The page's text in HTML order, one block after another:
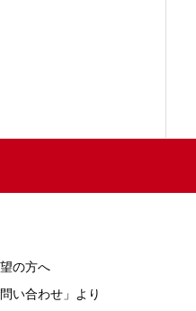
の方へ
い合わせ」より